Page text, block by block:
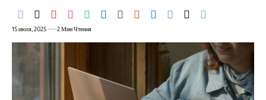
15 июля, 2025 2 Мин Чтения